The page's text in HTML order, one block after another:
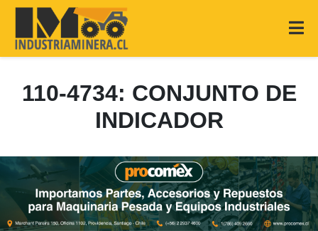
110-4734: CONJUNTO DE
INDICADOR